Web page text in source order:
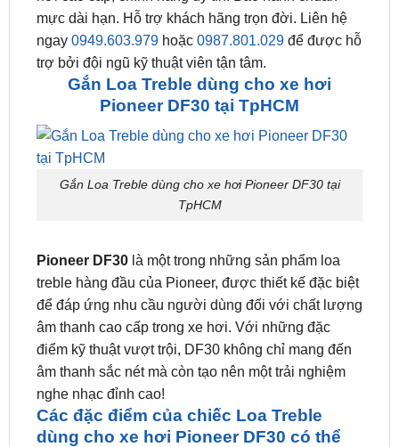
mực dài hạn. Hỗ trợ khách hãng trọn đời. Liên hệ
ngay 0949.603.979hoặc 0987.801.029để được hỗ
trợ bởi đội ngũ kỹ thuật viên tận tâm.
Gắn Loa Treble dùng cho xe hơi
Pioneer DF30 tại TpHCM
Gắn Loa Treble dùng cho xe hơi Pioneer DF30 tại
TpHCM
Pioneer DF30là một trong những sản phẩm loa
treble hàng đầu của Pioneer, được thiết kế đặc biệt
để đáp ứng nhu cầu người dùng đối với chất lượng
âm thanh cao cấp trong xe hơi. Với những đặc
điểm kỹ thuật vượt trội, DF30 không chỉ mang đến
âm thanh sắc nét mà còn tạo nên một trải nghiệm
nghe nhạc đỉnh cao!
Các đặc điểm của chiếc Loa Treble
dùng cho xe hơi Pioneer DF30 có thể